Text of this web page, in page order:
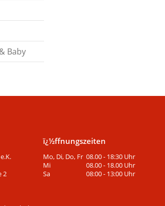
Baby
2
ï¿½ffnungszeiten
Mo, Di, Do, Fr 08.00 - 18:30 Uhr
Mi
08.00 - 18.00 Uhr
Sa
08:00 - 13:00 Uhr